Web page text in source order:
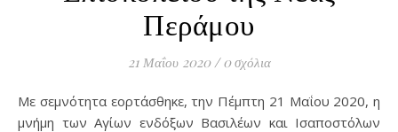
Περάμου
21 Μαΐου 2020 / 0 σχόλια
Με σεμνότητα εορτάσθηκε, την Πέμπτη 21 Μαΐου 2020, η
μνήμη των Αγίων ενδόξων Βασιλέων και Ισαποστόλων